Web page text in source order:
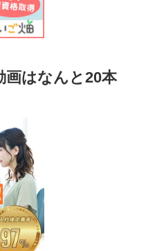
画はなんと20本